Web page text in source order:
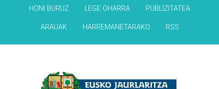
HONI BURUZ LEGE OHARRA PUBLIZITATEA
ARAUAK HARREMANETARAKO RSS